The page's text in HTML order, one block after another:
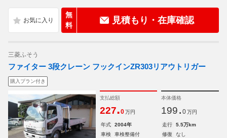
無
料
見積もり・在庫確認
三菱ふそう
ファイター 3段クレーン フックインZR303リアウトリガー
購入プラン付き
支払総額
227.0 万円
本体価格
199. 0 万円
年式 2004年 走行
5.5万km
車検
車検整備付 修復
なし